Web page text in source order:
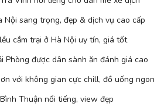
Nội sang trọng, đẹp & dịch vụ cao cấp
cắm trại ở Hà Nội uy tín, giá tốt
Phòng được dân sành ăn đánh giá cao
với không gian cực chill, đồ uống ngon
Thuận nổi tiếng, view đẹp